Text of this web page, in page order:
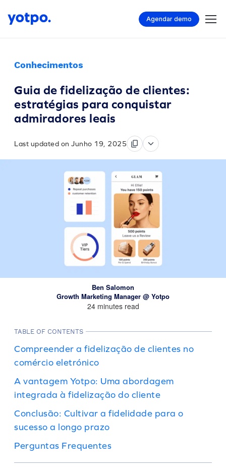
Agendar demo
Conhecimentos
Guia de fidelização de clientes:
estratégias para conquistar
admiradores leais
Last updated on Junho 19, 2025
Ben Salomon
Growth Marketing Manager @ Yotpo
24 minutes read
TABLE OF CONTENTS
Compreender a fidelização de clientes no
comércio eletrónico
A vantagem Yotpo: Uma abordagem
integrada à fidelização do cliente
Conclusão: Cultivar a fidelidade para o
sucesso a longo prazo
Perguntas Frequentes